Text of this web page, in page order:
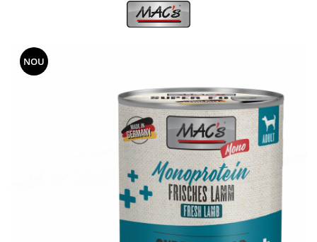
HRANA UMEDA
Conserve
VITAMINE & SUPLIMENTE
NOU